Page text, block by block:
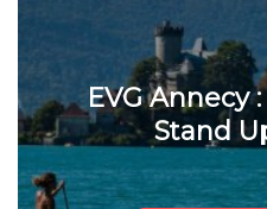
EVG Annecy
Stand